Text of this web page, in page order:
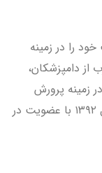
از سال ۱۳۸۶ فعالیت خود را در زمینه
دامپزشکان،
زمینه پرورش
بوقلمون آغاز به کار کرده است. همچنین از سال ۱۳۹۲ با عضویت در